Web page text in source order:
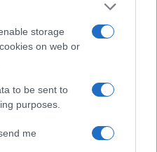
storage
on web or
to be sent to
purposes.
me
come riconoscere i
gravi